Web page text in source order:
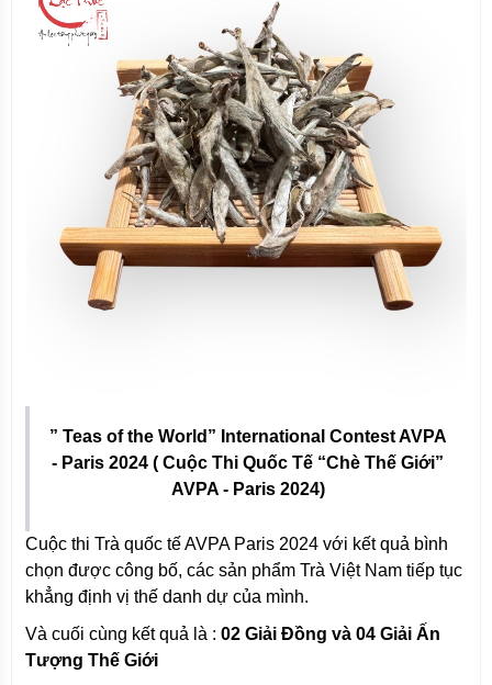
” Teas of the World” International Contest AVPA
- Paris 2024 ( Cuộc Thi Quốc Tế “Chè Thế Giới”
AVPA - Paris 2024)
Cuộc thi Trà quốc tế AVPA Paris 2024 với kết quả bình
chọn được công bố, các sản phẩm Trà Việt Nam tiếp tục
khẳng định vị thế danh dự của mình.
Và cuối cùng kết quả là : 02 Giải Đồng và 04 Giải Ấn
Tượng Thế Giới